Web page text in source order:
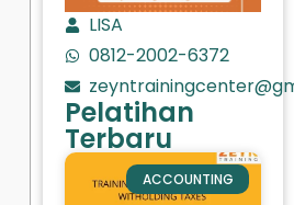
LISA
0812-2002-6372
Pelatihan
Terbaru
ACCOUNTING